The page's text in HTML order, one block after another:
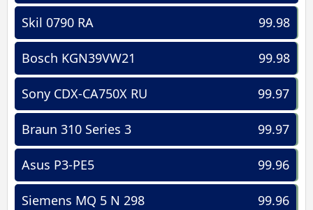
99.98
Skil 0790 RA
99.98
Bosch KGN39VW21
99.97
Sony CDX-CA750X RU
99.97
Braun 310 Series 3
99.96
Asus P3-PE5
99.96
Siemens MQ 5 N 298